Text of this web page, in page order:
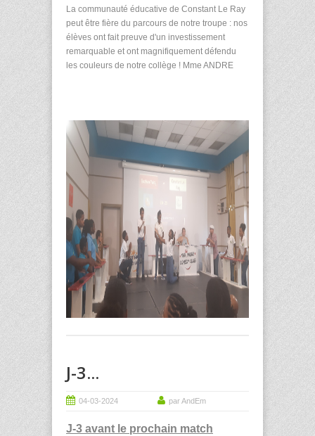
La communauté éducative de Constant Le Ray
peut être fière du parcours de notre troupe : nos
élèves ont fait preuve d'un investissement
remarquable et ont magnifiquement défendu
les couleurs de notre collège ! Mme ANDRE
J-3...
04-03-2024 par AndEm
J-3 avant le prochain match